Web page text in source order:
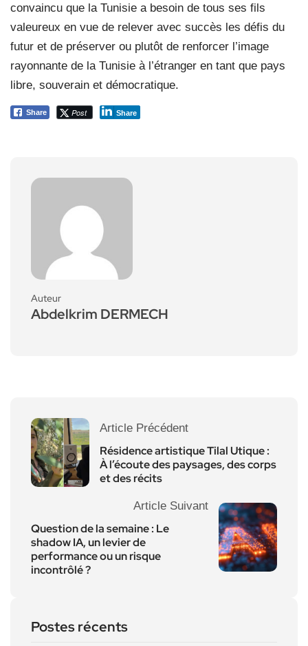
convaincu que la Tunisie a besoin de tous ses fils
valeureux en vue de relever avec succès les défis du
futur et de préserver ou plutôt de renforcer l’image
rayonnante de la Tunisie à l’étranger en tant que pays
libre, souverain et démocratique.
Share Post Share
Auteur
Abdelkrim DERMECH
Article Précédent
Résidence artistique Tilal Utique :
À l’écoute des paysages, des corps
et des récits
Article Suivant
Question de la semaine : Le
shadow IA, un levier de
performance ou un risque
incontrôlé ?
Postes récents